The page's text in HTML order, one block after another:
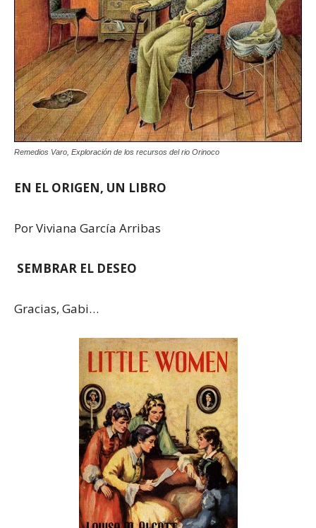
Remedios Varo, Exploración de los recursos del rio Orinoco
EN EL ORIGEN, UN LIBRO
Por Viviana García Arribas
SEMBRAR EL DESEO
Gracias, Gabi…